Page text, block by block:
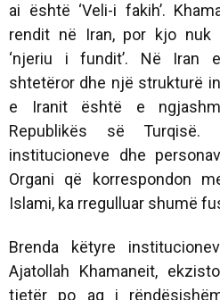
ai është ‘Veli-i fakih’.
rendit në Iran, por kjo nuk
‘njeriu i fundit’. Në Iran
shtetëror dhe një strukturë
e Iranit është e
Republikës së
institucioneve dhe
Organi që korrespondon
Islami, ka rregulluar shumë
Brenda këtyre
Ajatollah Khamaneit,
tjetër po aq i